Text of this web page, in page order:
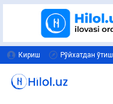
Кириш Рўйхатдан ўтиш